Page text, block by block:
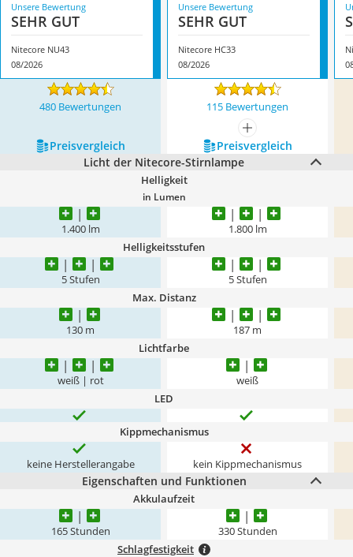
Unsere Bewertung
SEHR GUT
Nitecore NU43
08/2026
Unsere Bewertung
SEHR GUT
Nitecore HC33
08/2026
480 Bewertungen 115 Bewertungen
mehr anzeigen
Preis­vergleich
Preis­vergleich
Licht der Nitecore-Stirnlampe
Helligkeit
in Lumen
1.400 lm 1.800 lm
Helligkeitsstufen
5 Stufen 5 Stufen
Max. Distanz
130 m 187 m
Lichtfarbe
weiß | rot weiß
LED
Kippmechanismus
keine Herstellerangabe kein Kippmechanismus
Eigenschaften und Funktionen
Akkulaufzeit
165 Stunden 330 Stunden
Schlagfestigkeit